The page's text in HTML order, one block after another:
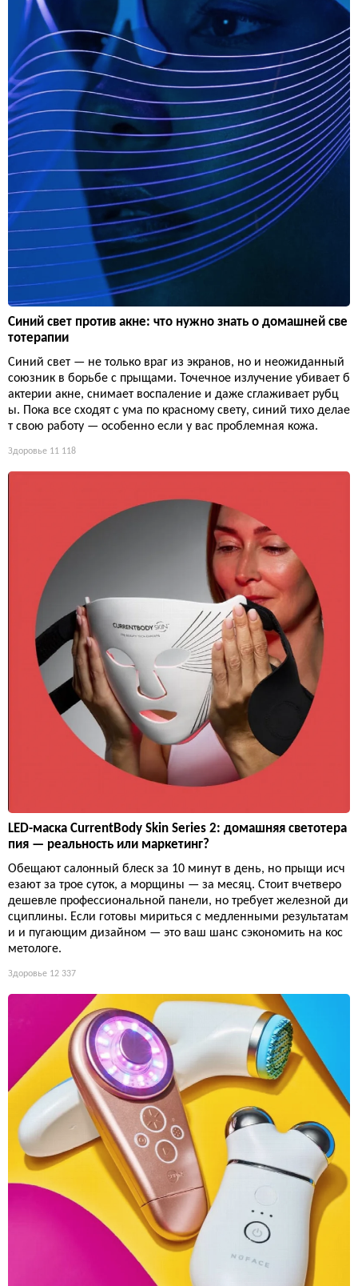
Синий свет против акне: что нужно знать о домашней све
тотерапии
Синий свет — не только враг из экранов, но и неожиданный
союзник в борьбе с прыщами. Точечное излучение убивает б
актерии акне, снимает воспаление и даже сглаживает рубц
ы. Пока все сходят с ума по красному свету, синий тихо делае
т свою работу — особенно если у вас проблемная кожа.
Здоровье 11 118
LED-маска CurrentBody Skin Series 2: домашняя светотера
пия — реальность или маркетинг?
Обещают салонный блеск за 10 минут в день, но прыщи исч
езают за трое суток, а морщины — за месяц. Стоит вчетверо
дешевле профессиональной панели, но требует железной ди
сциплины. Если готовы мириться с медленными результатам
и и пугающим дизайном — это ваш шанс сэкономить на кос
метологе.
Здоровье 12 337